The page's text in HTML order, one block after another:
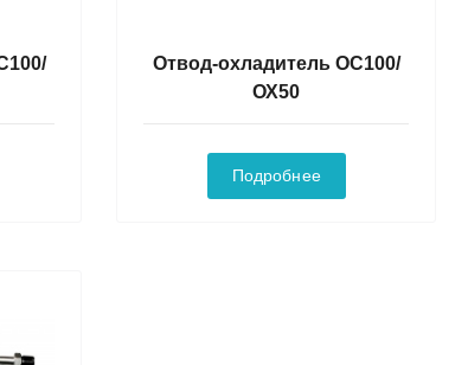
Отвод-охладитель ОС100/
ОХ50
Подробнее